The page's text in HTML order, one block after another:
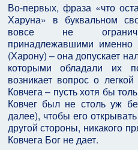
Во-первых, фраза «что
Харуна» в буквальном
вовсе не
принадлежавшими
(Харону) – она допускает
которыми обладали их
возникает вопрос о
Ковчега – пусть хотя бы
Ковчег был не столь уж
далее), чтобы его
другой стороны, никакого
Ковчега Бог не дает.